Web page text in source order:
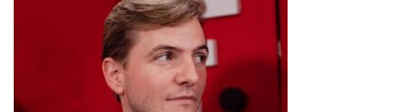
d’alliance
secrète